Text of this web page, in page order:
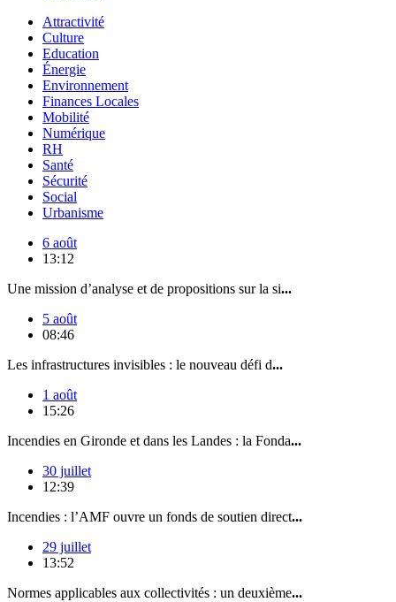
Attractivité
Culture
Education
Énergie
Environnement
Finances Locales
Mobilité
Numérique
RH
Santé
Sécurité
Social
Urbanisme
6 août
13:12
Une mission d’analyse et de propositions sur la si...
5 août
08:46
Les infrastructures invisibles : le nouveau défi d...
1 août
15:26
Incendies en Gironde et dans les Landes : la Fonda...
30 juillet
12:39
Incendies : l’AMF ouvre un fonds de soutien direct...
29 juillet
13:52
Normes applicables aux collectivités : un deuxième...